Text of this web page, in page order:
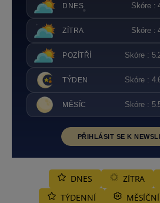
DNES Skóre :
ZÍTRA Skóre :
POZÍTŘÍ Skóre :
TÝDEN Skóre :
MĚSÍC Skóre :
PŘIHLÁSIT SE K
DNES ZÍTRA
TÝDENNÍ
MĚSÍČNÍ